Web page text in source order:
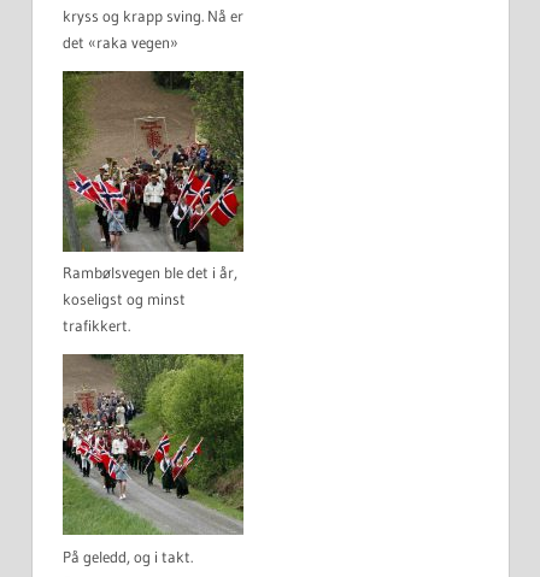
kryss og krapp sving. Nå er
det «raka vegen»
Rambølsvegen ble det i år,
koseligst og minst
trafikkert.
På geledd, og i takt.